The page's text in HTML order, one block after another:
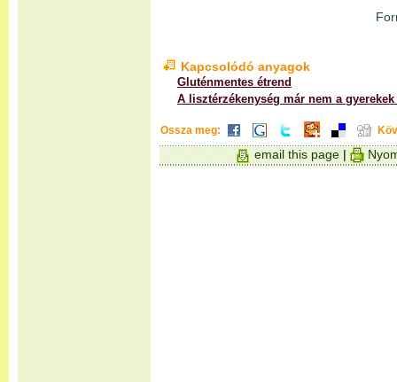
Kapcsolódó anyagok
Gluténmentes étrend
A lisztérzékenység már nem a gyerekek
Ossza meg:
email this page |